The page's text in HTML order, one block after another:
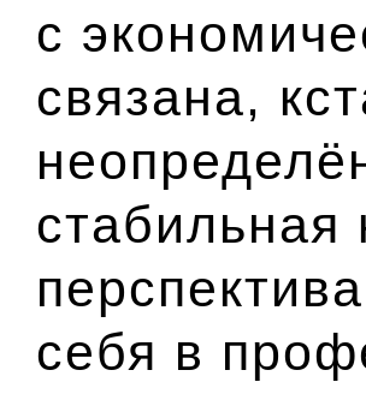
с
связана,
стабильная
себя в